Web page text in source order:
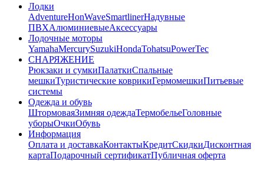
Лодки
AdventureHonWaveSmartlinerНадувные
ПВХАлюминиевыеАксессуары
Лодочные моторы
YamahaMercurySuzukiHondaTohatsuPowerTec
СНАРЯЖЕНИЕ
Рюкзаки и сумкиПалаткиСпальные
мешкиТуристические коврикиГермомешкиПитьевые
системы
Одежда и обувь
ШтормоваяЗимняя одеждаТермобельеГоловные
уборыОчкиОбувь
Информация
Оплата и доставкаКонтактыКредитСкидкиДисконтная
картаПодарочный сертификатПубличная оферта